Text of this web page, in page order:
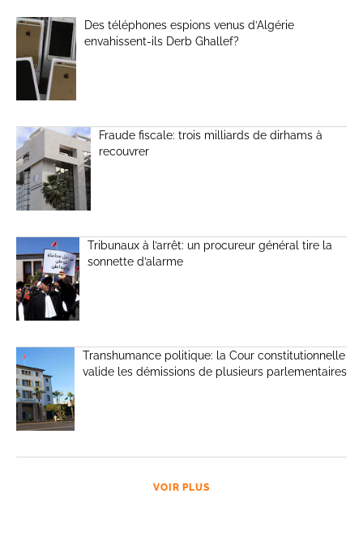
Des téléphones espions venus d’Algérie
envahissent-ils Derb Ghallef?
Fraude fiscale: trois milliards de dirhams à
recouvrer
Tribunaux à l’arrêt: un procureur général tire la
sonnette d’alarme
Transhumance politique: la Cour constitutionnelle
valide les démissions de plusieurs parlementaires
VOIR PLUS